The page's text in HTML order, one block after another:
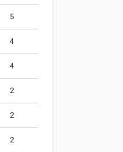
5
4
4
2
2
2